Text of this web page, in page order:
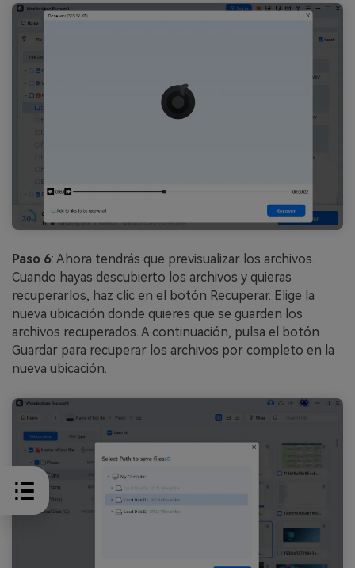
Paso 6: Ahora tendrás que previsualizar los archivos.
Cuando hayas descubierto los archivos y quieras
recuperarlos, haz clic en el botón Recuperar. Elige la
nueva ubicación donde quieres que se guarden los
archivos recuperados. A continuación, pulsa el botón
Guardar para recuperar los archivos por completo en la
nueva ubicación.